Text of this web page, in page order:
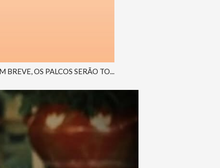
OS PALCOS SERÃO TO...